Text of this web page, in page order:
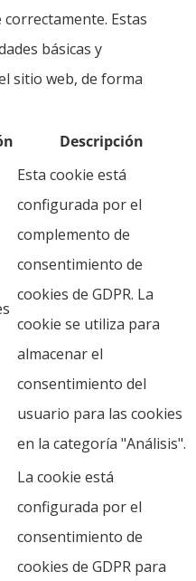
Estas
básicas y
sitio web, de forma
Descripción
Esta cookie está
configurada por el
complemento de
consentimiento de
cookies de GDPR. La
cookie se utiliza para
almacenar el
consentimiento del
usuario para las cookies
en la categoría "Análisis".
La cookie está
configurada por el
consentimiento de
cookies de GDPR para